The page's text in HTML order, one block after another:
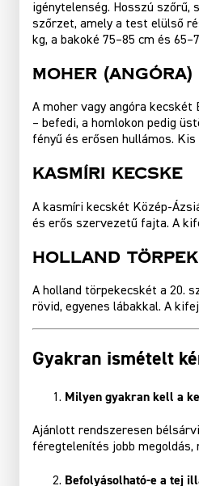
igénytelenség. Hosszú
szőrzet, amely a test elülső
kg, a bakoké 75–85 cm és
Moher (angóra)
A moher vagy angóra
– befedi, a homlokon pedig
fényű és erősen hullámos.
Kasmíri Kecske
A kasmíri kecskét Közép-
és erős szervezetű fajta. A
Holland
A holland törpekecskét a 20.
rövid, egyenes lábakkal. A
Gyakran ismételt
Milyen gyakran kell a
Ajánlott rendszeresen
féregtelenítés jobb
Befolyásolható-e a tej